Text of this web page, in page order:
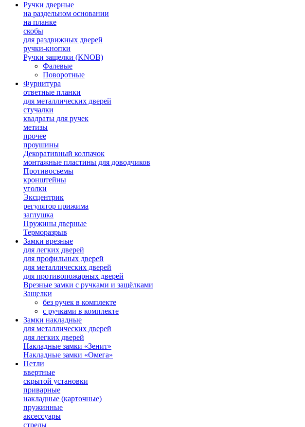
Ручки дверные
на раздельном основании
на планке
скобы
для раздвижных дверей
ручки-кнопки
Ручки защелки (KNOB)
Фалевые
Поворотные
Фурнитура
ответные планки
для металлических дверей
стучалки
квадраты для ручек
метизы
прочее
проушины
Декоративный колпачок
монтажные пластины для доводчиков
Противосъемы
кронштейны
уголки
Эксцентрик
регулятор прижима
заглушка
Пружины дверные
Терморазрыв
Замки врезные
для легких дверей
для профильных дверей
для металлических дверей
для противопожарных дверей
Врезные замки с ручками и защёлками
Защелки
без ручек в комплекте
с ручками в комплекте
Замки накладные
для металлических дверей
для легких дверей
Накладные замки «Зенит»
Накладные замки «Омега»
Петли
ввертные
скрытой установки
приварные
накладные (карточные)
пружинные
аксессуары
стрелы